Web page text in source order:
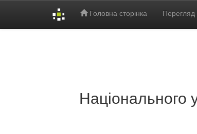
Головна сторінка Перегляд
Національного